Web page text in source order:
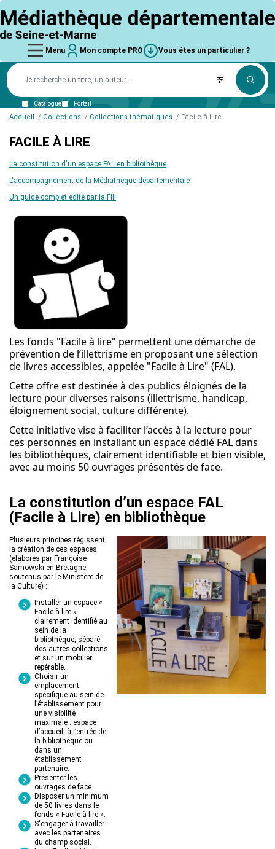
au
contenu
logo
main_menu
Main
navigation
Menu
La
MD77
L'équipe
Schéma départemental
Collections
Nouveautés
Ressources numériques
Collections thématiques
Formations
Informations pratiques
L'offre de formation
Actions culturelles
Desserte documentaire
Accompagnement au quotidien
Accompagnement de projets
pro
Tutoriels Syrtis
Veille professionnelle
Fiches pratiques
Publications
user_account
User
account
menu
Mon compte PRO
compte
PRO
Connexion
Mot de passe perdu
Vous
êtes
un
Vous
êtes
particulier
?
Vous êtes un particulier ?
Vous êtes
particulier
?
Ressources numériques
Catalogue Portail
Accueil Collections Collections thématiques Facile à Lire
Title
FACILE À LIRE
La constitution d'un espace FAL en bibliothèque
L'accompagnement de la Médiathèque départementale
Un guide complet édité par la Fill
Les fonds "Facile à lire" permettent une démarche de
prévention de l’illettrisme en proposant une sélection
de livres accessibles, appelée "Facile à Lire" (FAL).
Cette offre est destinée à des publics éloignés de la
lecture pour diverses raisons (illettrisme, handicap,
éloignement social, culture différente).
Cette initiative vise à faciliter l’accès à la lecture pour
ces personnes en installant un espace dédié FAL dans
les bibliothèques, clairement identifiable et bien visible,
avec au moins 50 ouvrages présentés de face.
La constitution d’un espace FAL
(Facile à Lire) en bibliothèque
Plusieurs principes régissent
la création de ces espaces
(élaborés par Françoise
Sarnowski en Bretagne,
soutenus par le Ministère de
la Culture) :
Installer un espace «
Facile à lire »
clairement identifié au
sein de la
bibliothèque, séparé
des autres collections
et sur un mobilier
repérable.
Choisir un
emplacement
spécifique au sein de
l’établissement pour
une visibilité
maximale : espace
d’accueil, à l’entrée de
la bibliothèque ou
dans un
établissement
partenaire.
Présenter les
ouvrages de face.
Disposer un minimum
de 50 livres dans le
fonds « Facile à lire ».
S'engager à travailler
avec les partenaires
du champ social.